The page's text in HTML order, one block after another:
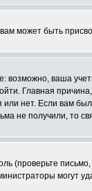
может быть
возможно, ваша
Главная
нет. Если вам
не получили, то
(проверьте
могут